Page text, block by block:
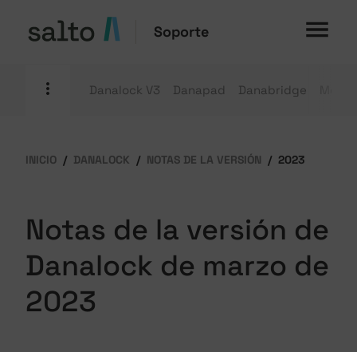
Soporte
Danalock V3 Danapad Danabridge
INICIO DANALOCK NOTAS DE LA VERSIÓN 2023
Notas de la versión de
Danalock de marzo de
2023